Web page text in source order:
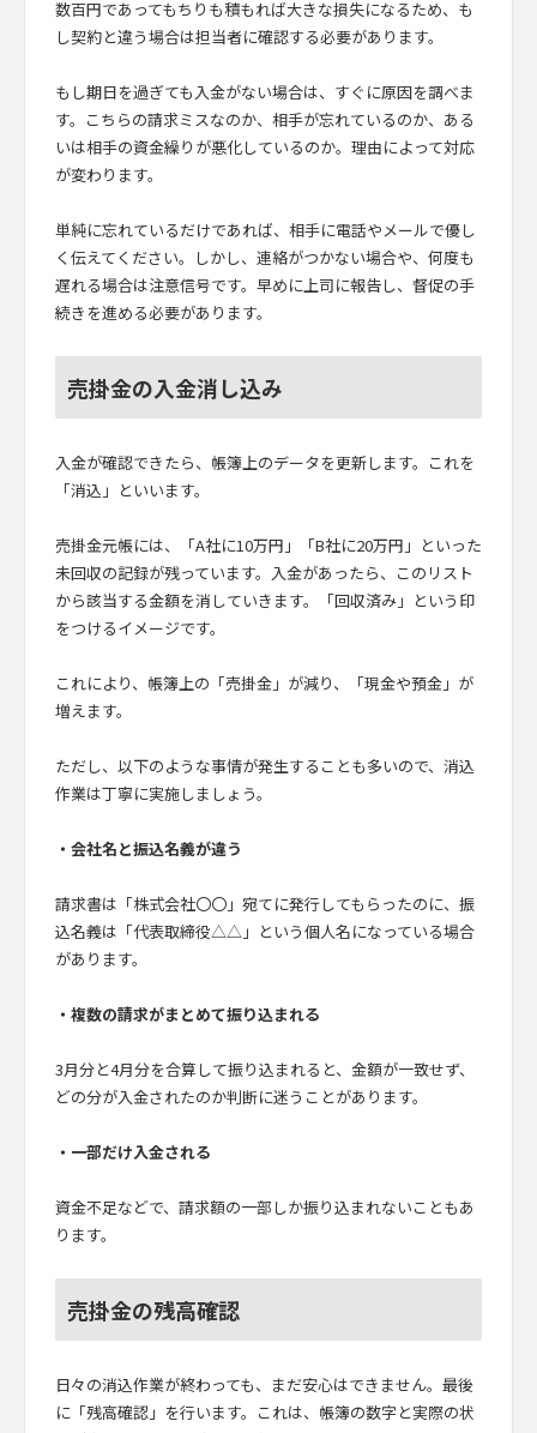
数百円であってもちりも積もれば大きな損失になるため、も
し契約と違う場合は担当者に確認する必要があります。
もし期日を過ぎても入金がない場合は、すぐに原因を調べま
す。こちらの請求ミスなのか、相手が忘れているのか、ある
いは相手の資金繰りが悪化しているのか。理由によって対応
が変わります。
単純に忘れているだけであれば、相手に電話やメールで優し
く伝えてください。しかし、連絡がつかない場合や、何度も
遅れる場合は注意信号です。早めに上司に報告し、督促の手
続きを進める必要があります。
売掛金の入金消し込み
入金が確認できたら、帳簿上のデータを更新します。これを
「消込」といいます。
売掛金元帳には、「A社に10万円」「B社に20万円」といった
未回収の記録が残っています。入金があったら、このリスト
から該当する金額を消していきます。「回収済み」という印
をつけるイメージです。
これにより、帳簿上の「売掛金」が減り、「現金や預金」が
増えます。
ただし、以下のような事情が発生することも多いので、消込
作業は丁寧に実施しましょう。
・会社名と振込名義が違う
請求書は「株式会社〇〇」宛てに発行してもらったのに、振
込名義は「代表取締役△△」という個人名になっている場合
があります。
・複数の請求がまとめて振り込まれる
3月分と4月分を合算して振り込まれると、金額が一致せず、
どの分が入金されたのか判断に迷うことがあります。
・一部だけ入金される
資金不足などで、請求額の一部しか振り込まれないこともあ
ります。
売掛金の残高確認
日々の消込作業が終わっても、まだ安心はできません。最後
に「残高確認」を行います。これは、帳簿の数字と実際の状